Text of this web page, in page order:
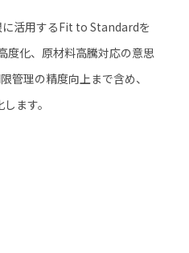
に活用するFit to Standardを
度化、原材料高騰対応の意思
管理の精度向上まで含め、
ます。